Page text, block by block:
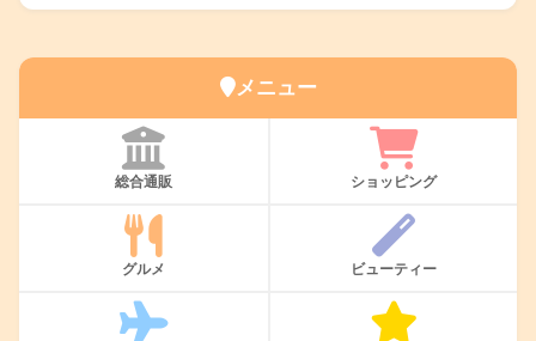
メニュー
総合通販 ショッピング
グルメ ビューティー